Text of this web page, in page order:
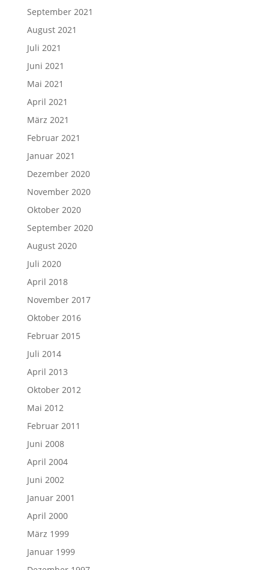
September 2021
August 2021
Juli 2021
Juni 2021
Mai 2021
April 2021
März 2021
Februar 2021
Januar 2021
Dezember 2020
November 2020
Oktober 2020
September 2020
August 2020
Juli 2020
April 2018
November 2017
Oktober 2016
Februar 2015
Juli 2014
April 2013
Oktober 2012
Mai 2012
Februar 2011
Juni 2008
April 2004
Juni 2002
Januar 2001
April 2000
März 1999
Januar 1999